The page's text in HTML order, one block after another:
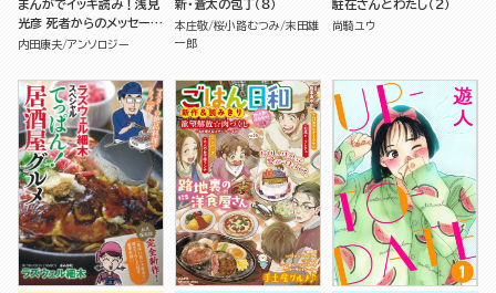
まんがでイッキ読み！浅見
光彦 死者からのメッセージ
SP
内田康夫 アンソロジー
新・蒼太の包丁（８）
本庄敬 桜小路むつみ 末田雄
一郎
駐在さんとわたし（２）
尚騎ユウ